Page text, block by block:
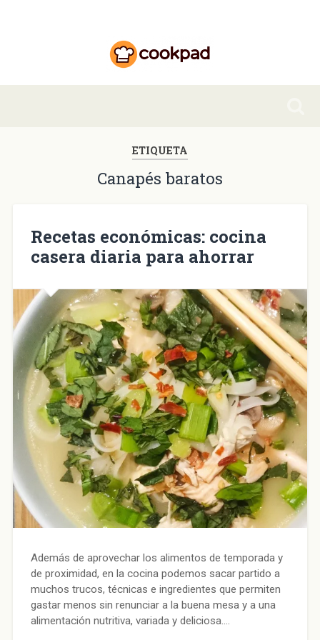
ETIQUETA
Canapés baratos
Recetas económicas: cocina
casera diaria para ahorrar
Además de aprovechar los alimentos de temporada y
de proximidad, en la cocina podemos sacar partido a
muchos trucos, técnicas e ingredientes que permiten
gastar menos sin renunciar a la buena mesa y a una
alimentación nutritiva, variada y deliciosa….